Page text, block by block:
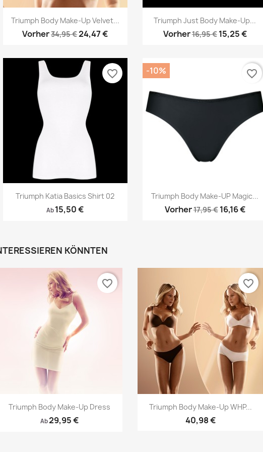
Vorschau
Triumph Body Make-Up Velvet...
Vorher34,95 €24,47 €
Vorschau
Triumph Just Body Make-Up...
Vorher16,95 € 15,25 €
Vorschau
Triumph Katia Basics Shirt 02
Ab 15,50 €
favorite_border
Vorschau
Triumph Body Make-UP Magic...
Vorher17,95 € 16,16 €
-10% favorite_border
KÖNNTEN
Vorschau
Triumph Body Make-Up Dress
Ab29,95 €
favorite_border
Vorschau
Triumph Body Make-Up WHP...
40,98 €
favorite_border